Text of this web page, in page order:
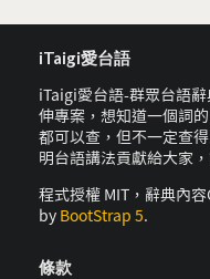
iTaigi愛台語
iTaigi愛台語-群眾台語
伸專案，想知道一個詞
都可以查，但不一定查
明台語講法貢獻給大家
程式授權 MIT，辭典內
by BootStrap 5.
條款